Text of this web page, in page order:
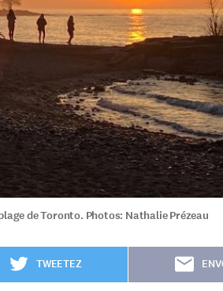
de Toronto. Photos: Nathalie Prézeau
TWEETEZ